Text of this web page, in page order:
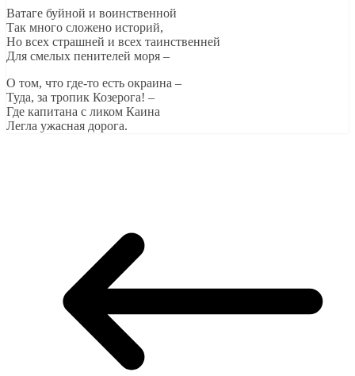
Ватаге буйной и воинственной
Так много сложено историй,
Но всех страшней и всех таинственней
Для смелых пенителей моря –
О том, что где-то есть окраина –
Туда, за тропик Козерога! –
Где капитана с ликом Каина
Легла ужасная дорога.